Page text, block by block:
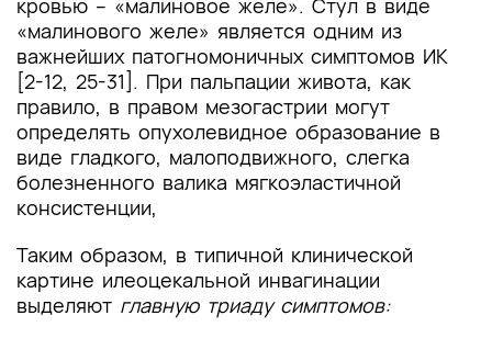
кровью – «малиновое желе». Стул в виде
«малинового желе» является одним из
важнейших патогномоничных симптомов ИК
[2-12, 25-31]. При пальпации живота, как
правило, в правом мезогастрии могут
определять опухолевидное образование в
виде гладкого, малоподвижного, слегка
болезненного валика мягкоэластичной
консистенции,
Таким образом, в типичной клинической
картине илеоцекальной инвагинации
выделяют главную триаду симптомов: